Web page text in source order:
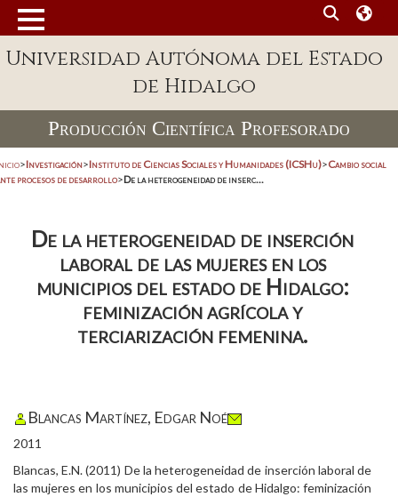
Universidad Autónoma del Estado
de Hidalgo
Producción Científica Profesorado
>Investigación>Instituto de Ciencias Sociales y Humanidades (ICSHu)>Cambio social
procesos de desarrollo>De la heterogeneidad de inserc...
De la heterogeneidad de inserción
laboral de las mujeres en los
municipios del estado de Hidalgo:
feminización agrícola y
terciarización femenina.
Blancas Martínez, Edgar Noé
2011
Blancas, E.N. (2011) De la heterogeneidad de inserción laboral de
las mujeres en los municipios del estado de Hidalgo: feminización